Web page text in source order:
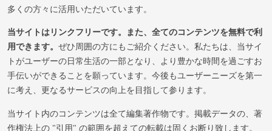
多くの方々に活用いただいています。
当サイトはリンクフリーです。また、全てのコンテンツを無料で利
用できます。 ぜひ周囲の方にもご紹介ください。私たちは、当サイ
トがユーザーの日常生活の一部となり、より豊かな時間を過ごすお
手伝いができることを願っています。今後もユーザーニーズを第一
に考え、更なるサービスの向上を目指して参ります。
当サイト内のコンテンツは全て編集著作物です。掲載データの、著
作権法上の "引用" の範囲を超えての転載は固くお断り致します。